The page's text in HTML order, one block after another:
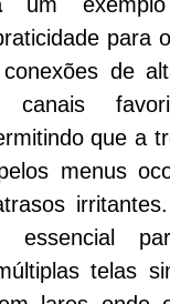
para
de
que a
menus
essencial
telas